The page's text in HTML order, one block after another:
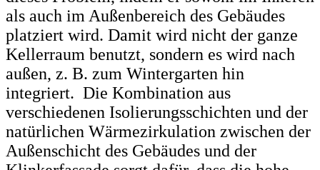
als auch im Außenbereich des Gebäudes
platziert wird. Damit wird nicht der ganze
Kellerraum benutzt, sondern es wird nach
außen, z. B. zum Wintergarten hin
integriert. Die Kombination aus
verschiedenen Isolierungsschichten und der
natürlichen Wärmezirkulation zwischen der
Außenschicht des Gebäudes und der